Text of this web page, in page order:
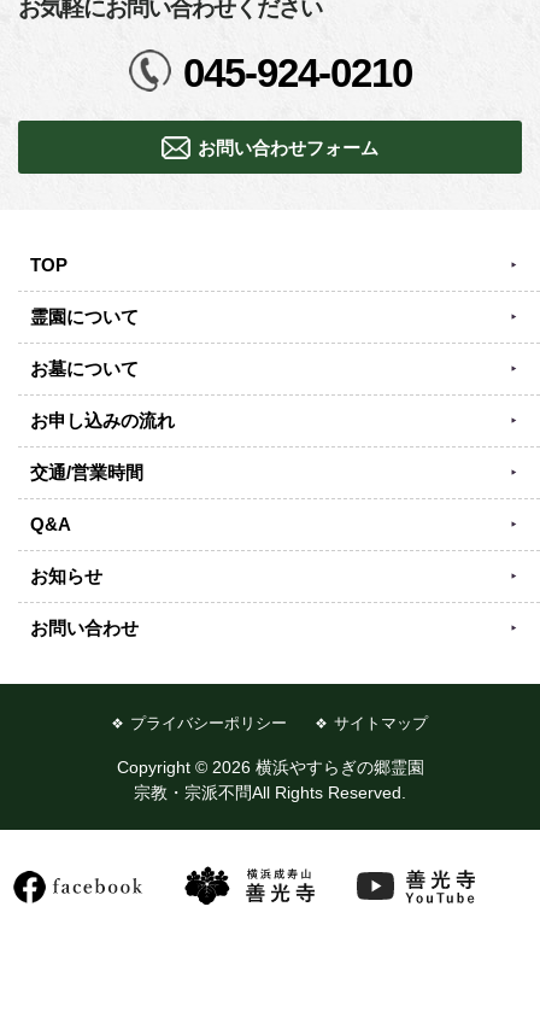
お気軽にお問い合わせください
045-924-0210
お問い合わせフォーム
TOP
霊園について
お墓について
お申し込みの流れ
交通/営業時間
Q&A
お知らせ
お問い合わせ
プライバシーポリシー サイトマップ
Copyright © 2026 横浜やすらぎの郷霊園
宗教・宗派不問All Rights Reserved.